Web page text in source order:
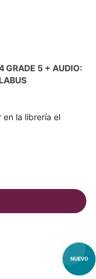
GRADE 5 + AUDIO:
en la librería el